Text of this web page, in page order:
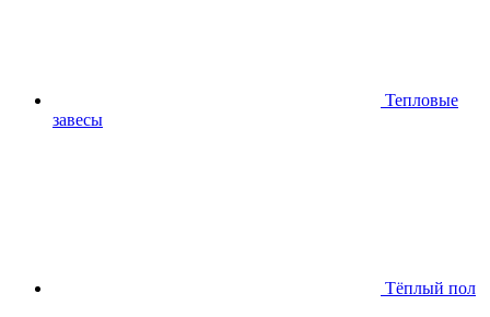
Тепловые
завесы
Тёплый пол